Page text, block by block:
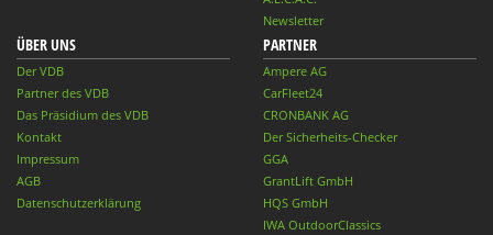
Newsletter
ÜBER UNS
Der VDB
Partner des VDB
Das Präsidium des VDB
Kontakt
Impressum
AGB
Datenschutzerklärung
PARTNER
Ampere AG
CarFleet24
CRONBANK AG
Der Sicherheits-Checker
GGA
GrantLift GmbH
HQS GmbH
IWA OutdoorClassics